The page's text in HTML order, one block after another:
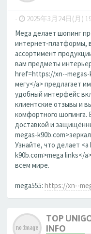
- 2025年3月24日(月)
Mega делает шопинг
интернет-платформы,
ассортимент
вам предметы
href=https://xn--megas-
мегу</a> предлагает
удобный интерфейс
клиентские отзывы и
комфортного шопинга.
доставкой и
megas-
Узнайте, что делает
k90b.com>mega links</
всем мире.
mega555: https://xn--
TOP
INFO